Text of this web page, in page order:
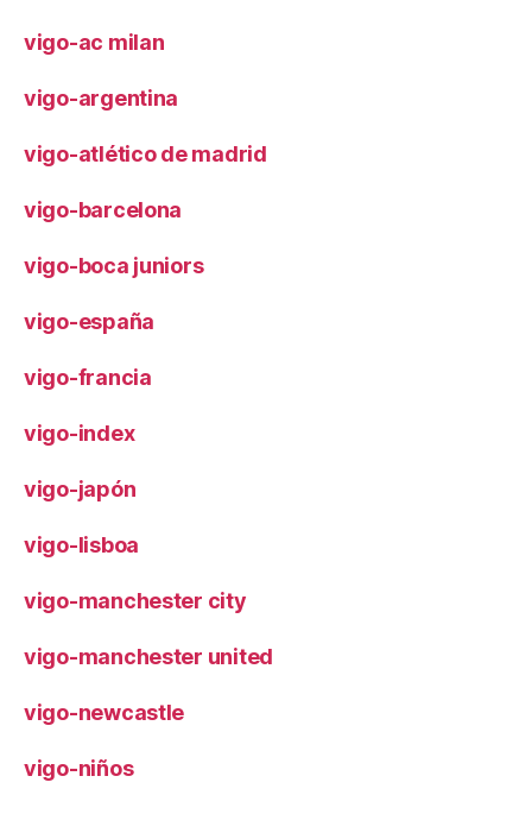
vigo-ac milan
vigo-argentina
vigo-atlético de madrid
vigo-barcelona
vigo-boca juniors
vigo-españa
vigo-francia
vigo-index
vigo-japón
vigo-lisboa
vigo-manchester city
vigo-manchester united
vigo-newcastle
vigo-niños